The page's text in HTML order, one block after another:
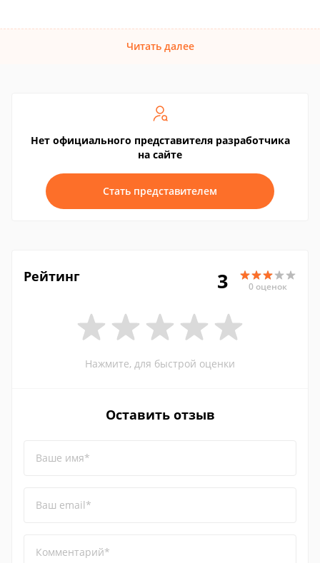
Читать далее
Нет официального представителя разработчика
на сайте
Стать представителем
Рейтинг 3 0 оценок
Нажмите, для быстрой оценки
Оставить отзыв
Ваше имя*
Ваш email*
Комментарий*